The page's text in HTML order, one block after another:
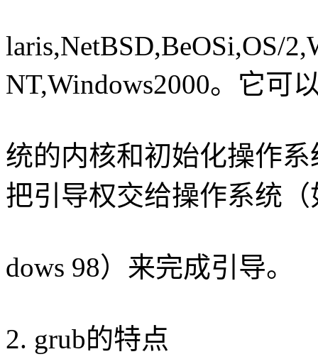
laris,NetBSD,BeOSi,OS/
NT,Windows2000。它可
统的内核和初始化操作
把引导权交给操作系统（
dows 98）来完成引导。
2. grub的特点